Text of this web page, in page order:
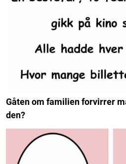
Gåten om familien forvirrer
den?